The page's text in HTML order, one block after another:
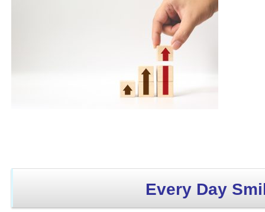
Every Day